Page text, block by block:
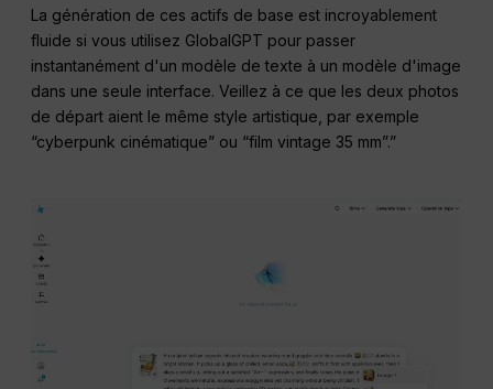
La génération de ces actifs de base est incroyablement
fluide si vous utilisez GlobalGPT pour passer
instantanément d'un modèle de texte à un modèle d'image
dans une seule interface. Veillez à ce que les deux photos
de départ aient le même style artistique, par exemple
“cyberpunk cinématique” ou “film vintage 35 mm”.”